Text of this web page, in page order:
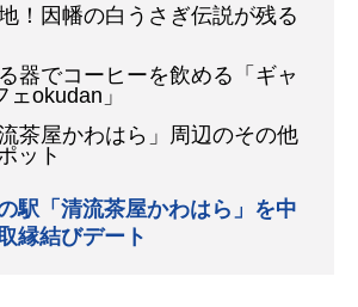
！因幡の白うさぎ伝説が残る
器でコーヒーを飲める「ギャ
okudan」
茶屋かわはら」周辺のその他
ット
駅「清流茶屋かわはら」を中
縁結びデート